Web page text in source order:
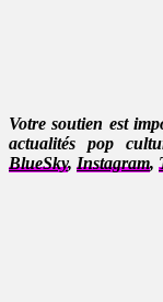
Votre soutien est
actualités pop
BlueSky, Instagram,